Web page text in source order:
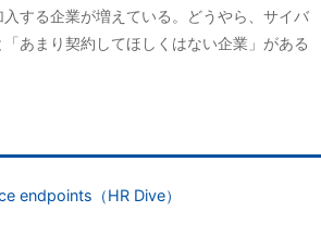
する企業が増えている。どうやら、サイバ
あまり契約してほしくはない企業」がある
endpoints（HR Dive）